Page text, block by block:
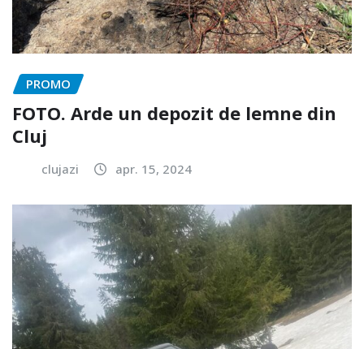
PROMO
FOTO. Arde un depozit de lemne din
Cluj
clujazi apr. 15, 2024